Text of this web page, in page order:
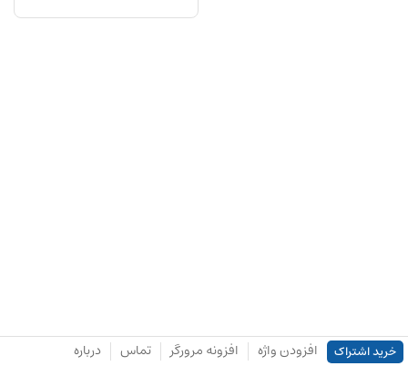
خرید اشتراک افزودن واژه افزونه مرورگر تماس درباره